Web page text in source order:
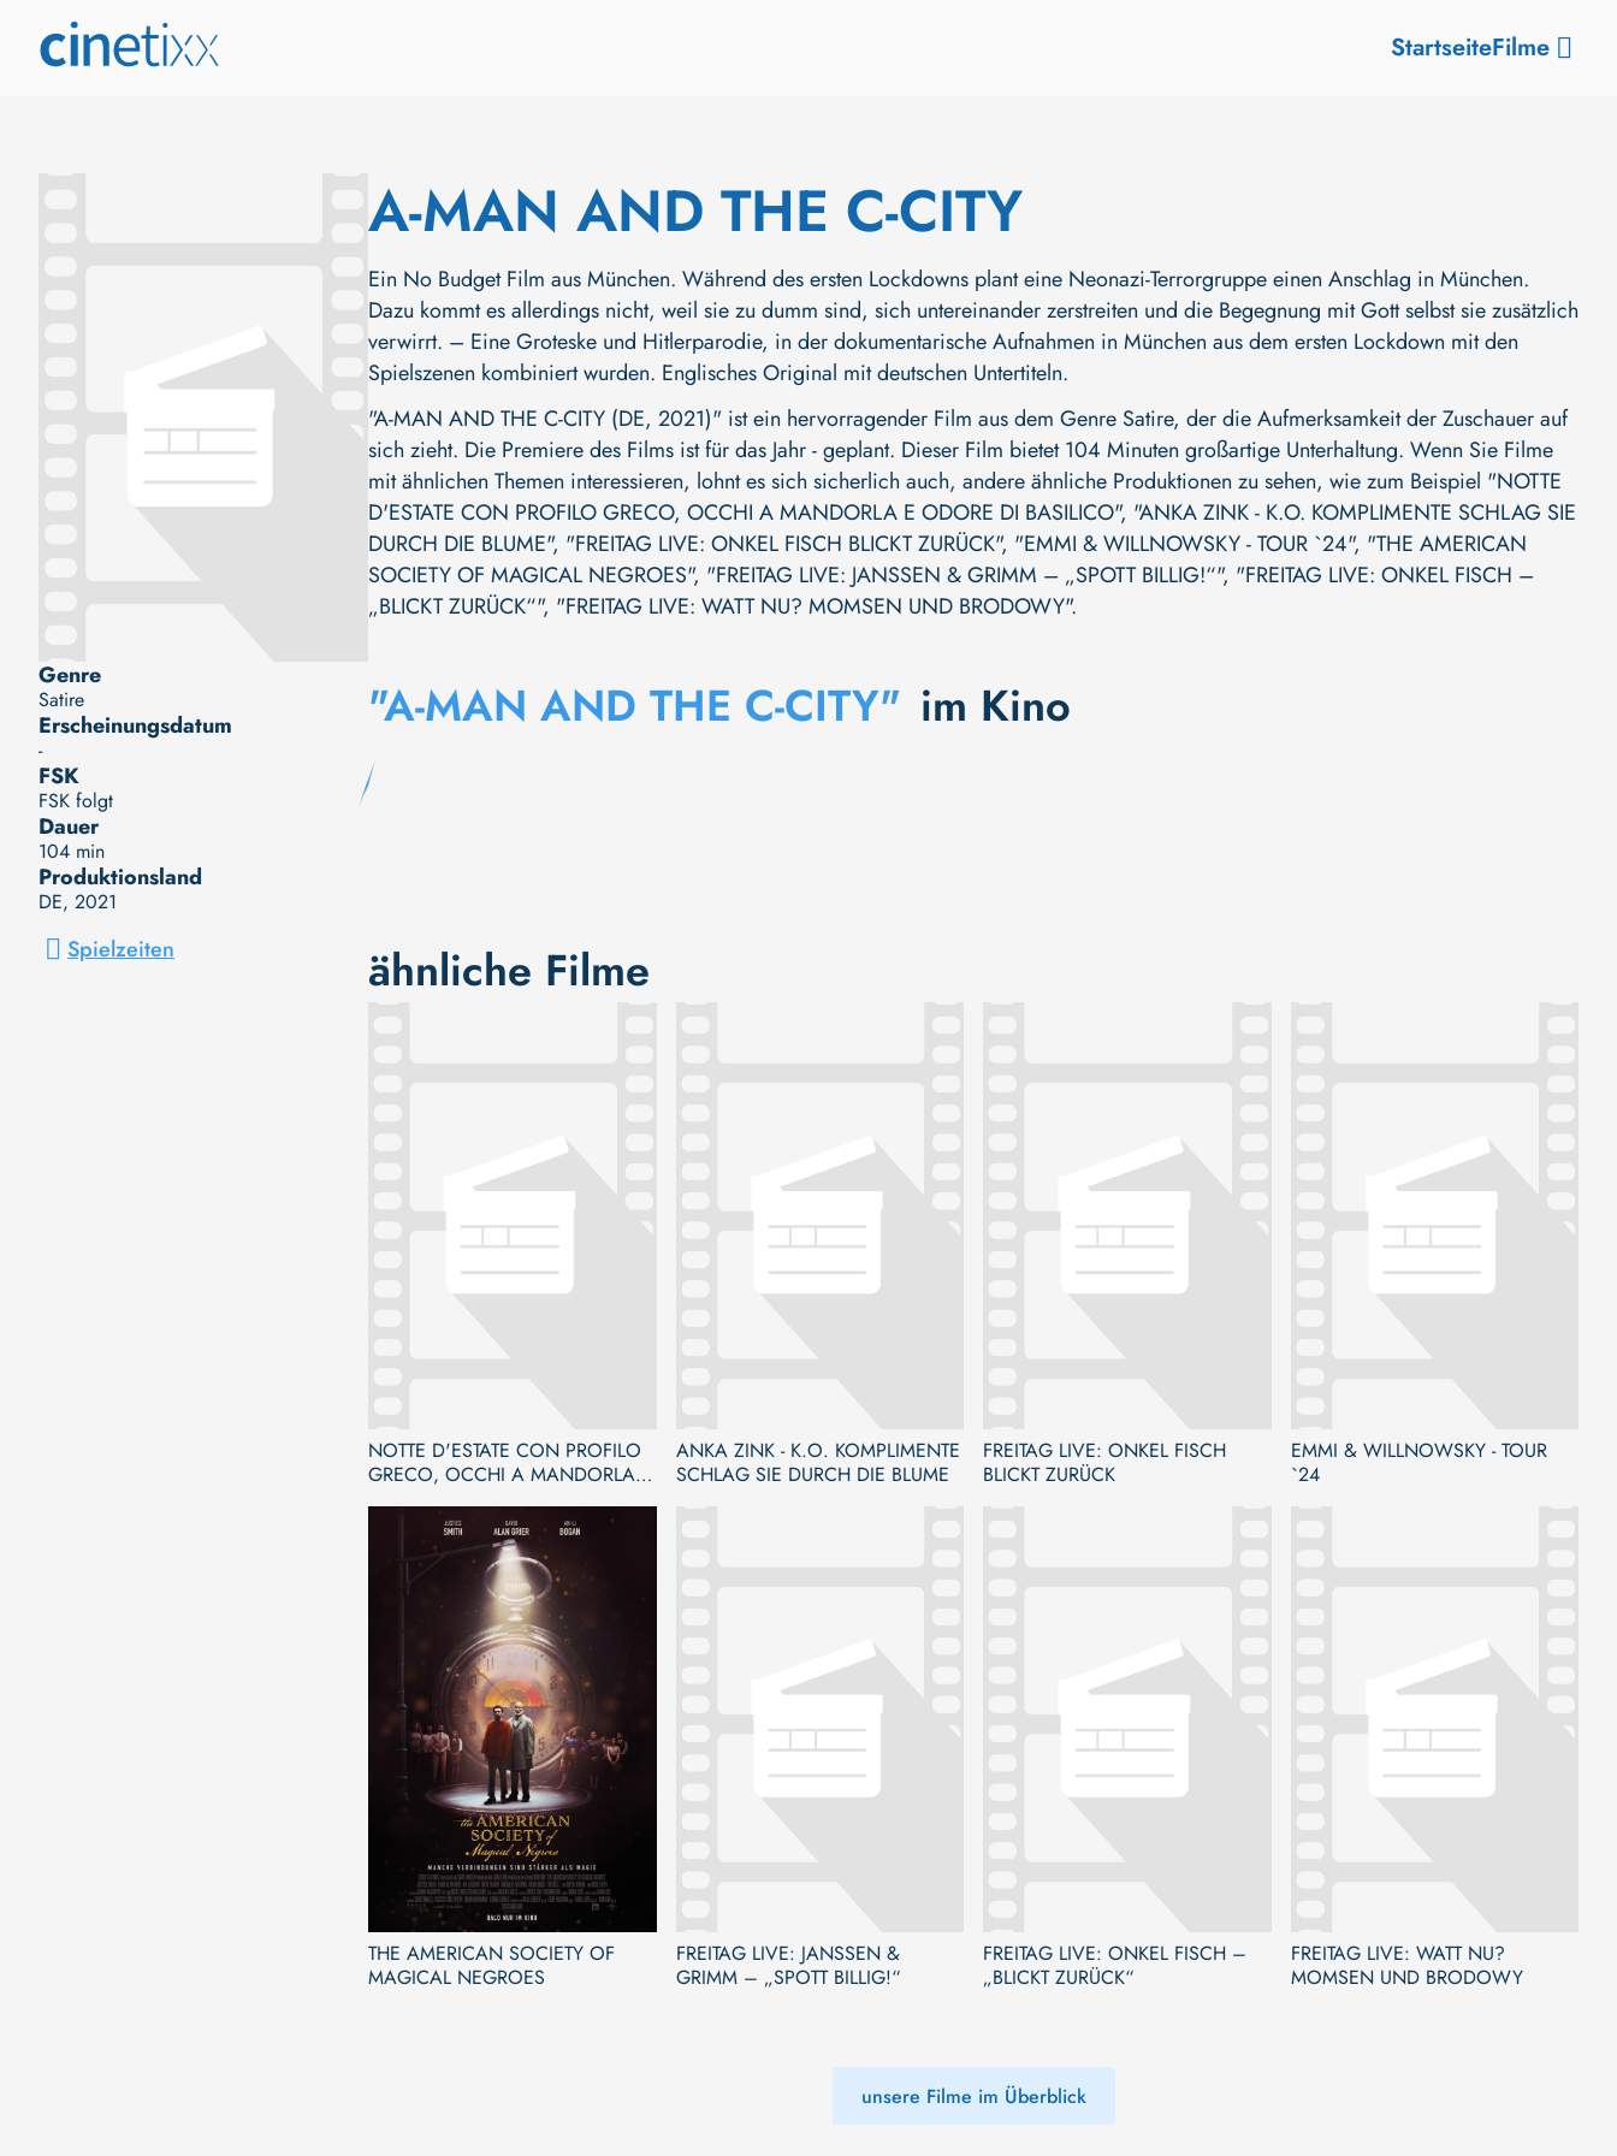
StartseiteFilme
Genre
Satire
Erscheinungsdatum
-
FSK
FSK folgt
Dauer
104 min
Produktionsland
DE, 2021
Spielzeiten
A-MAN AND THE C-CITY
Ein No Budget Film aus München. Während des ersten Lockdowns plant eine Neonazi-Terrorgruppe einen Anschlag in München.
Dazu kommt es allerdings nicht, weil sie zu dumm sind, sich untereinander zerstreiten und die Begegnung mit Gott selbst sie zusätzlich
verwirrt. – Eine Groteske und Hitlerparodie, in der dokumentarische Aufnahmen in München aus dem ersten Lockdown mit den
Spielszenen kombiniert wurden. Englisches Original mit deutschen Untertiteln.
"A-MAN AND THE C-CITY (DE, 2021)" ist ein hervorragender Film aus dem Genre Satire, der die Aufmerksamkeit der Zuschauer auf
sich zieht. Die Premiere des Films ist für das Jahr - geplant. Dieser Film bietet 104 Minuten großartige Unterhaltung. Wenn Sie Filme
mit ähnlichen Themen interessieren, lohnt es sich sicherlich auch, andere ähnliche Produktionen zu sehen, wie zum Beispiel "NOTTE
D'ESTATE CON PROFILO GRECO, OCCHI A MANDORLA E ODORE DI BASILICO", "ANKA ZINK - K.O. KOMPLIMENTE SCHLAG SIE
DURCH DIE BLUME", "FREITAG LIVE: ONKEL FISCH BLICKT ZURÜCK", "EMMI & WILLNOWSKY - TOUR `24", "THE AMERICAN
SOCIETY OF MAGICAL NEGROES", "FREITAG LIVE: JANSSEN & GRIMM – „SPOTT BILLIG!“", "FREITAG LIVE: ONKEL FISCH –
„BLICKT ZURÜCK“", "FREITAG LIVE: WATT NU? MOMSEN UND BRODOWY".
"A-MAN AND THE C-CITY" im Kino
ähnliche Filme
NOTTE D'ESTATE CON PROFILO
GRECO, OCCHI A MANDORLA E
ANKA ZINK - K.O. KOMPLIMENTE
SCHLAG SIE DURCH DIE BLUME
FREITAG LIVE: ONKEL FISCH
BLICKT ZURÜCK
EMMI & WILLNOWSKY - TOUR
`24
THE AMERICAN SOCIETY OF
MAGICAL NEGROES
FREITAG LIVE: JANSSEN &
GRIMM – „SPOTT BILLIG!“
FREITAG LIVE: ONKEL FISCH –
„BLICKT ZURÜCK“
FREITAG LIVE: WATT NU?
MOMSEN UND BRODOWY
unsere Filme im Überblick